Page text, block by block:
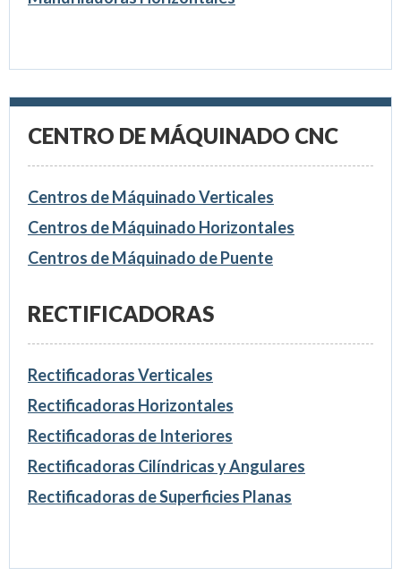
CENTRO DE MÁQUINADO CNC
Centros de Máquinado Verticales
Centros de Máquinado Horizontales
Centros de Máquinado de Puente
RECTIFICADORAS
Rectificadoras Verticales
Rectificadoras Horizontales
Rectificadoras de Interiores
Rectificadoras Cilíndricas y Angulares
Rectificadoras de Superficies Planas